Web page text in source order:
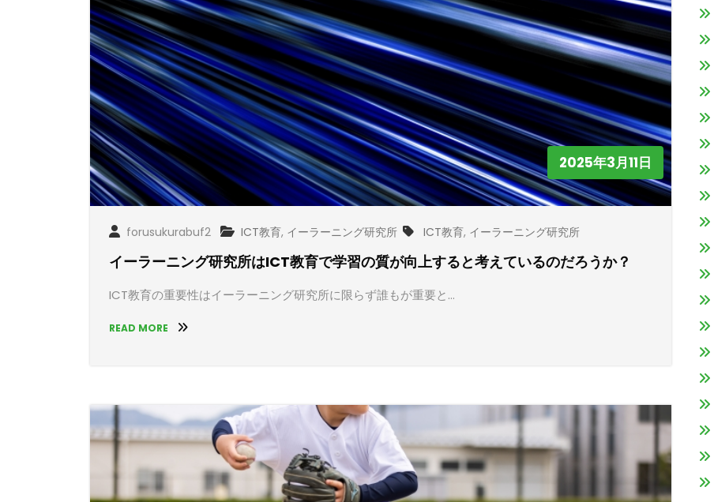
2025年3月11日
forusukurabuf2 ICT教育, イーラーニング研究所 ICT教育, イーラーニング研究所
イーラーニング研究所はICT教育で学習の質が向上すると考えているのだろうか？
ICT教育の重要性はイーラーニング研究所に限らず誰もが重要と…
READ MORE